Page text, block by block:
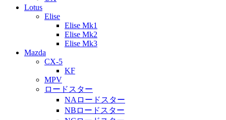
Lotus
Elise
Elise Mk1
Elise Mk2
Elise Mk3
Mazda
CX-5
KF
MPV
ロードスター
NAロードスター
NBロードスター